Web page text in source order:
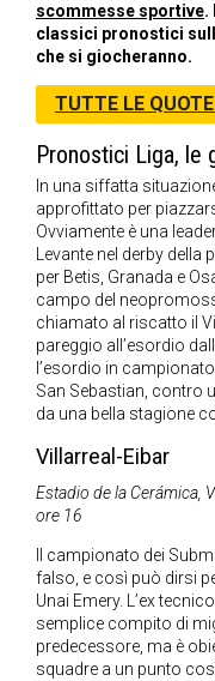
scommesse sportive.
classici pronostici
che si giocheranno.
TUTTE LE
Pronostici Liga, le
In una siffatta
approfittato per
Ovviamente è una
Levante nel derby della
per Betis, Granada e
campo del
chiamato al riscatto il
pareggio all’esordio
l’esordio in
San Sebastian, contro
da una bella stagione
Villarreal-Eibar
Estadio de la Cerámica,
ore 16
Il campionato dei
falso, e così può dirsi
Unai Emery. L’ex
semplice compito di
predecessore, ma è
squadre a un punto